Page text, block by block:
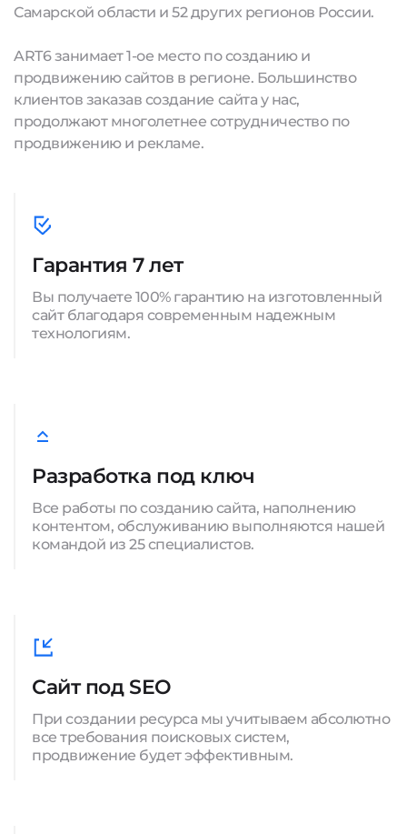
Самарской области и 52 других регионов России.
ART6 занимает 1-ое место по созданию и
продвижению сайтов в регионе. Большинство
клиентов заказав создание сайта у нас,
продолжают многолетнее сотрудничество по
продвижению и рекламе.
Гарантия 7 лет
Вы получаете 100% гарантию на изготовленный
сайт благодаря современным надежным
технологиям.
Разработка под ключ
Все работы по созданию сайта, наполнению
контентом, обслуживанию выполняются нашей
командой из 25 специалистов.
Сайт под SEO
При создании ресурса мы учитываем абсолютно
все требования поисковых систем,
продвижение будет эффективным.